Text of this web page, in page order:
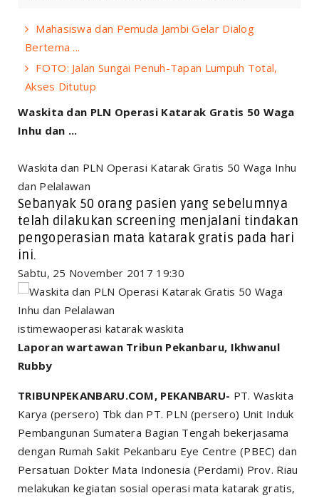
Mahasiswa dan Pemuda Jambi Gelar Dialog
Bertema ...
FOTO: Jalan Sungai Penuh-Tapan Lumpuh Total,
Akses Ditutup
Waskita dan PLN Operasi Katarak Gratis 50 Waga
Inhu dan ...
Waskita dan PLN Operasi Katarak Gratis 50 Waga Inhu
dan Pelalawan
Sebanyak 50 orang pasien yang sebelumnya
telah dilakukan screening menjalani tindakan
pengoperasian mata katarak gratis pada hari
ini.
Sabtu, 25 November 2017 19:30
istimewaoperasi katarak waskita
Laporan wartawan Tribun Pekanbaru, Ikhwanul
Rubby
TRIBUNPEKANBARU.COM, PEKANBARU- PT. Waskita
Karya (persero) Tbk dan PT. PLN (persero) Unit Induk
Pembangunan Sumatera Bagian Tengah bekerjasama
dengan Rumah Sakit Pekanbaru Eye Centre (PBEC) dan
Persatuan Dokter Mata Indonesia (Perdami) Prov. Riau
melakukan kegiatan sosial operasi mata katarak gratis,